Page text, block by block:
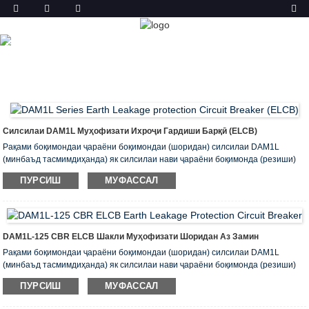
МАҲСУЛОТ
ХОНА
Силсилаи DAM1L Муҳофизати Ихроҷи Гардиши Барқӣ (ELCB)
Рақами боқимондаи ҷараёни боқимондаи (шоридан) силсилаи DAM1L
(минбаъд тасмимдиҳанда) як силсилаи нави ҷараёни боқимонда (резиши)
аст, ки бо истифодаи тарҳи стандарти байналмилалӣ ва технологияи
пешрафтаи истеҳсолӣ бомуваффақият таҳия шудааст.
Шиддати изолятсияи номатлуби силсилаи ин силсила 400В (Инм камтар аз
160А) ва 690В (Инм аз 250А зиёд аст) мебошад, ки асосан барои AC 50Hz
истифода мешавад ва дар шабакаи тақсимоти барқ ​​бо ҷараёни 10A ~ 500A
муҳофизати изофабори барқ ​​ва расиши кӯтоҳи хатҳо ва таҷҳизоти
энергетикӣ истифода мешавад.
ПУРСИШ МУФАССАЛ
DAM1L-125 CBR ELCB Шакли Муҳофизати Шоридан Аз Замин
Рақами боқимондаи ҷараёни боқимондаи (шоридан) силсилаи DAM1L
(минбаъд тасмимдиҳанда) як силсилаи нави ҷараёни боқимонда (резиши)
аст, ки бо истифодаи тарҳи стандарти байналмилалӣ ва технологияи
пешрафтаи истеҳсолӣ бомуваффақият таҳия шудааст.
ПУРСИШ МУФАССАЛ